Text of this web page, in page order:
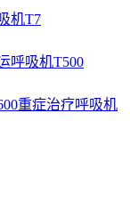
机T7
呼吸机T500
重症治疗呼吸机